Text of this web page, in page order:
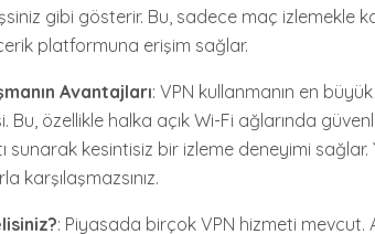
gibi gösterir. Bu, sadece maç izlemekle
platformuna erişim sağlar.
Avantajları: VPN kullanmanın en
özellikle halka açık Wi-Fi ağlarında
sunarak kesintisiz bir izleme deneyimi
karşılaşmazsınız.
: Piyasada birçok VPN hizmeti mevcut.